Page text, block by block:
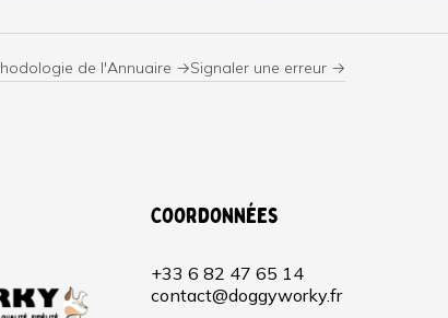
de l'Annuaire →Signaler une erreur →
Coordonnées
+33 6 82 47 65 14
contact@doggyworky.fr